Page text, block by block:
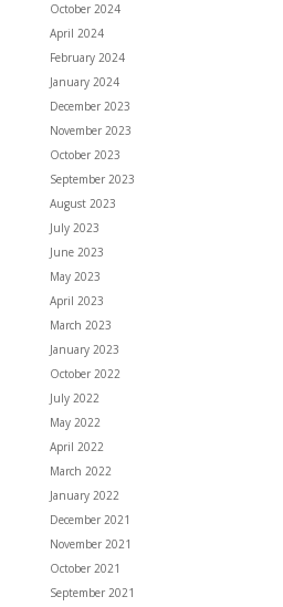
October 2024
April 2024
February 2024
January 2024
December 2023
November 2023
October 2023
September 2023
August 2023
July 2023
June 2023
May 2023
April 2023
March 2023
January 2023
October 2022
July 2022
May 2022
April 2022
March 2022
January 2022
December 2021
November 2021
October 2021
September 2021